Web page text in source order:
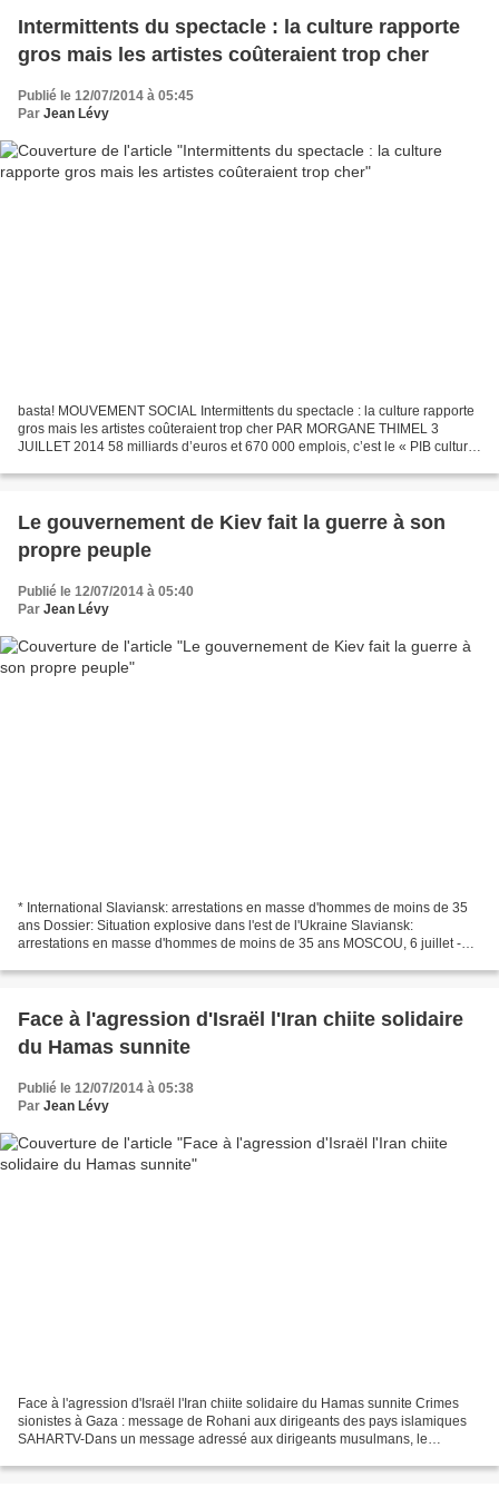
Intermittents du spectacle : la culture rapporte
gros mais les artistes coûteraient trop cher
Publié le 12/07/2014 à 05:45
Par Jean Lévy
basta! MOUVEMENT SOCIAL Intermittents du spectacle : la culture rapporte
gros mais les artistes coûteraient trop cher PAR MORGANE THIMEL 3
JUILLET 2014 58 milliards d’euros et 670 000 emplois, c’est le « PIB culturel
Le gouvernement de Kiev fait la guerre à son
propre peuple
Publié le 12/07/2014 à 05:40
Par Jean Lévy
* International Slaviansk: arrestations en masse d'hommes de moins de 35
ans Dossier: Situation explosive dans l'est de l'Ukraine Slaviansk:
arrestations en masse d'hommes de moins de 35 ans MOSCOU, 6 juillet -
Face à l'agression d'Israël l'Iran chiite solidaire
du Hamas sunnite
Publié le 12/07/2014 à 05:38
Par Jean Lévy
Face à l'agression d'Israël l'Iran chiite solidaire du Hamas sunnite Crimes
sionistes à Gaza : message de Rohani aux dirigeants des pays islamiques
SAHARTV-Dans un message adressé aux dirigeants musulmans, le